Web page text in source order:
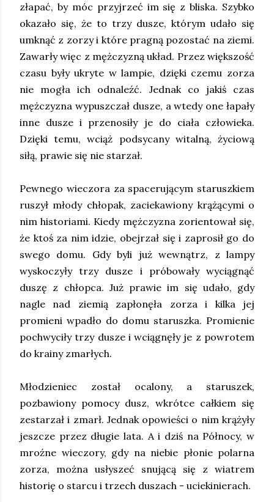
złapać, by móc przyjrzeć im się z bliska. Szybko
okazało się, że to trzy dusze, którym udało się
umknąć z zorzy i które pragną pozostać na ziemi.
Zawarły więc z mężczyzną układ. Przez większość
czasu były ukryte w lampie, dzięki czemu zorza
nie mogła ich odnaleźć. Jednak co jakiś czas
mężczyzna wypuszczał dusze, a wtedy one łapały
inne dusze i przenosiły je do ciała człowieka.
Dzięki temu, wciąż podsycany witalną, życiową
siłą, prawie się nie starzał.
Pewnego wieczora za spacerującym staruszkiem
ruszył młody chłopak, zaciekawiony krążącymi o
nim historiami. Kiedy mężczyzna zorientował się,
że ktoś za nim idzie, obejrzał się i zaprosił go do
swego domu. Gdy byli już wewnątrz, z lampy
wyskoczyły trzy dusze i próbowały wyciągnąć
duszę z chłopca. Już prawie im się udało, gdy
nagle nad ziemią zapłonęła zorza i kilka jej
promieni wpadło do domu staruszka. Promienie
pochwyciły trzy dusze i wciągnęły je z powrotem
do krainy zmarłych.
Młodzieniec został ocalony, a staruszek,
pozbawiony pomocy dusz, wkrótce całkiem się
zestarzał i zmarł. Jednak opowieści o nim krążyły
jeszcze przez długie lata. A i dziś na Północy, w
mroźne wieczory, gdy na niebie płonie polarna
zorza, można usłyszeć snującą się z wiatrem
historię o starcu i trzech duszach - uciekinierach.